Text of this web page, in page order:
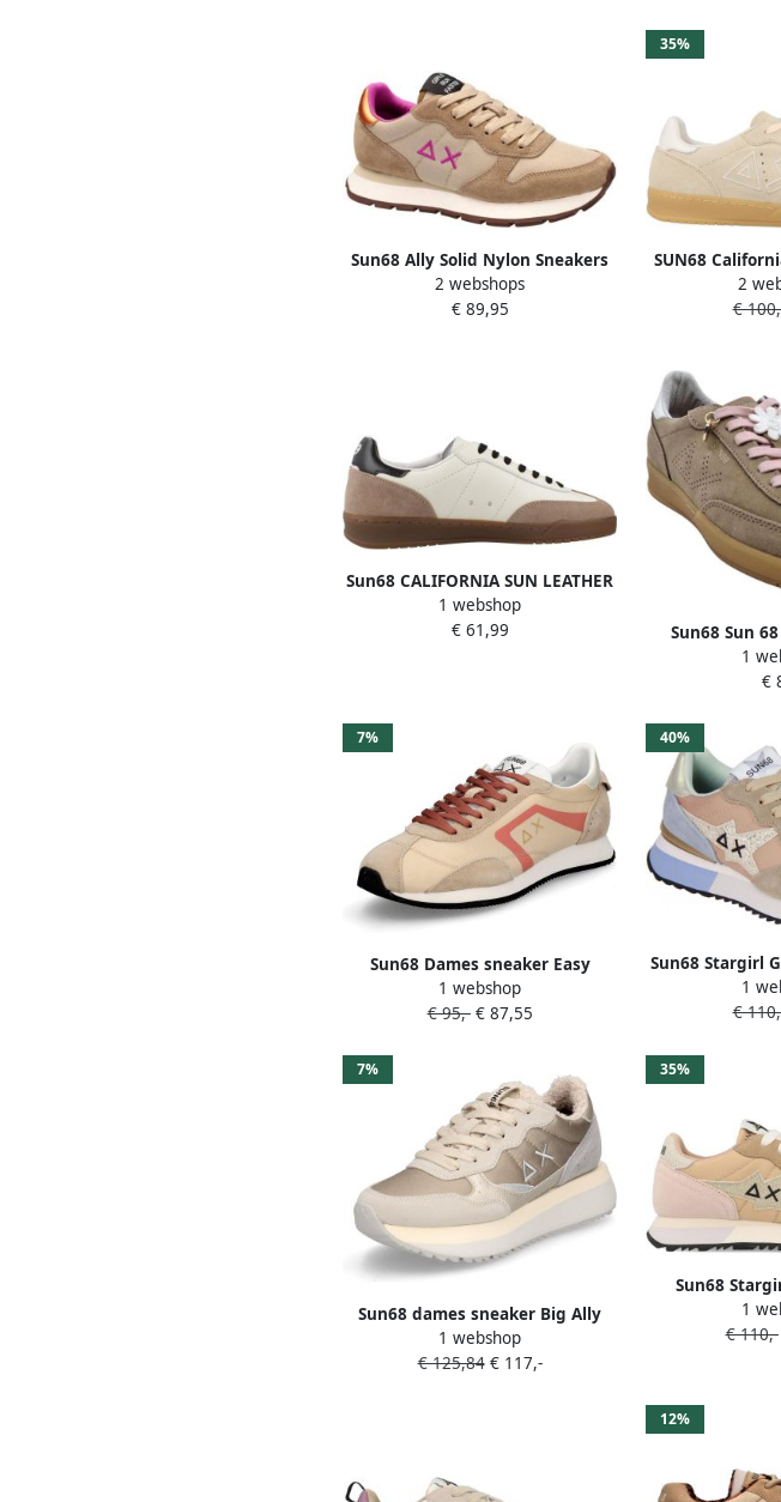
Sun68 Ally Solid Nylon Sneakers
Dames Beige
2 webshops
€ 89,95
35%
SUN68
2
€
Sun68 CALIFORNIA SUN LEATHER
Beige
1 webshop
€ 61,99
Sun68 Sun
beige dames
1
€
7%
Sun68 Dames sneaker Easy
Runner Woman beige
1 webshop
€ 95,-€ 87,55
40%
Sun68 Stargirl
1
€
7%
Sun68 dames sneaker Big Ally
Teddy Fur beige goud
1 webshop
€ 125,84€ 117,-
35%
Sun68
1
€ 110,-
12%